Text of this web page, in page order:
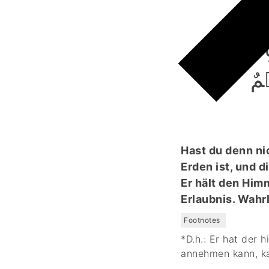
Hast du denn
Erden ist, und
Er hält den
Erlaubnis.
Footnotes
*D.h.: Er hat der
annehmen kann,